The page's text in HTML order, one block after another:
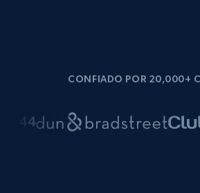
CONFIADO POR 20,000+